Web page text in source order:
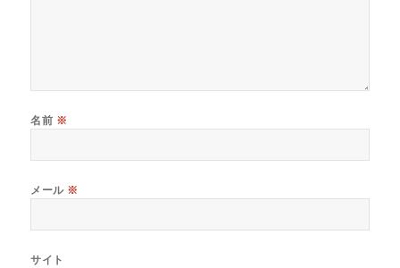
名前 ※
メール ※
サイト